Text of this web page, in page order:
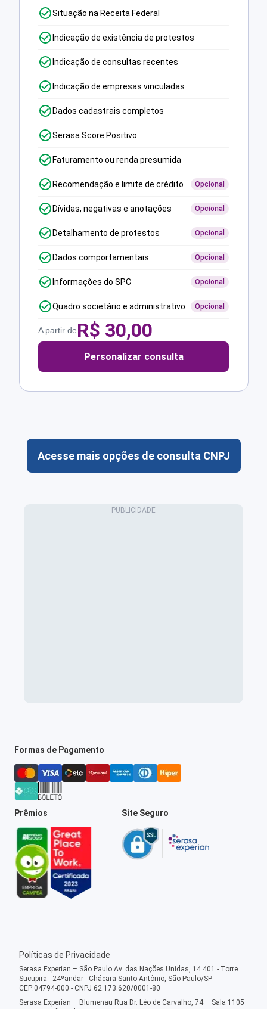
Situação na Receita Federal
Indicação de existência de protestos
Indicação de consultas recentes
Indicação de empresas vinculadas
Dados cadastrais completos
Serasa Score Positivo
Faturamento ou renda presumida
Recomendação e limite de crédito Opcional
Dívidas, negativas e anotações Opcional
Detalhamento de protestos Opcional
Dados comportamentais Opcional
Informações do SPC Opcional
Quadro societário e administrativo Opcional
A partir deR$ 30,00
Personalizar consulta
Acesse mais opções de consulta CNPJ
Formas de Pagamento
Prêmios Site Seguro
Políticas de Privacidade
Serasa Experian – São Paulo Av. das Nações Unidas, 14.401 - Torre
Sucupira - 24ºandar - Chácara Santo Antônio, São Paulo/SP -
CEP:04794-000 - CNPJ 62.173.620/0001-80
Serasa Experian – Blumenau Rua Dr. Léo de Carvalho, 74 – Sala 1105